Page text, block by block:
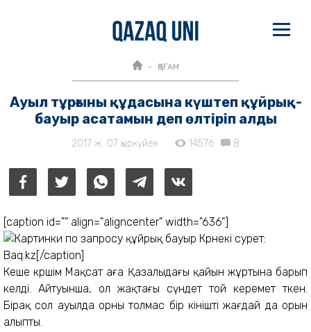
ҚОҒАМ
Ауыл тұрғыны құдасына күштеп құйрық-
бауыр асатамын деп өлтіріп алды
2017 ж. 07 қыркүйек 14576 8
[caption id="" align="aligncenter" width="636"]
Көрнекі сурет:
Baq.kz[/caption]
Кеше көршім Мақсат аға Қазалыдағы қайын жұртына барып
келді. Айтуынша, ол жақтағы сүндет той керемет өткен.
Бірақ сол ауылда орны толмас бір өкінішті жағдай да орын
алыпты.